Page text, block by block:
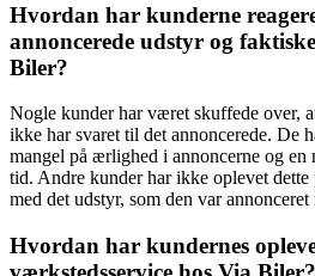
Hvordan har kunderne
annoncerede udstyr og
Biler?
Nogle kunder har været skuffede over,
ikke har svaret til det annoncerede. De
mangel på ærlighed i annoncerne og en
tid. Andre kunder har ikke oplevet
med det udstyr, som den var annonceret
Hvordan har kundernes